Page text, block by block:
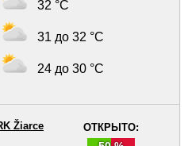
32 °C
31 до 32 °C
24 до 30 °C
ОТКРЫТО:
Žiarce